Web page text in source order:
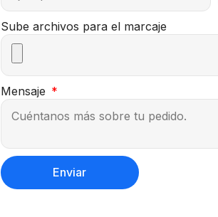
Sube archivos para el marcaje
Mensaje
Enviar